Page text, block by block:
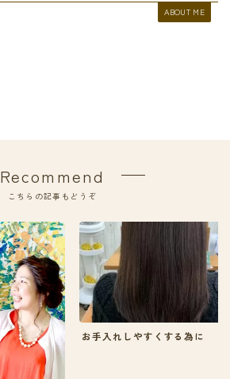
ABOUT ME
Recommend
こちらの記事もどうぞ
お手入れしやすくする為に